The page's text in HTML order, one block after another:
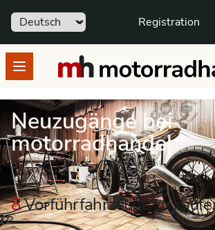
Sprache Registration
Open menumotorradhandel.ch
Neuzugänge bei
motorradhandel
8Vorführfahrzeuge zu